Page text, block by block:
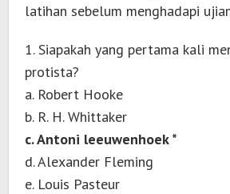
latihan sebelum menghadapi
1. Siapakah yang pertama kali
protista?
a. Robert Hooke
b. R. H. Whittaker
c. Antoni leeuwenhoek *
d. Alexander Fleming
e. Louis Pasteur